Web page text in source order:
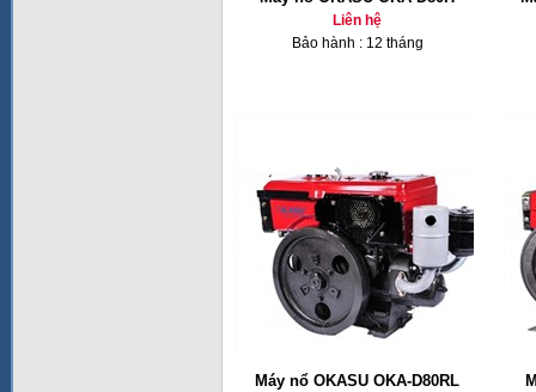
Liên hệ
Bảo hành : 12 tháng
Máy nổ OKASU OKA-D80RL